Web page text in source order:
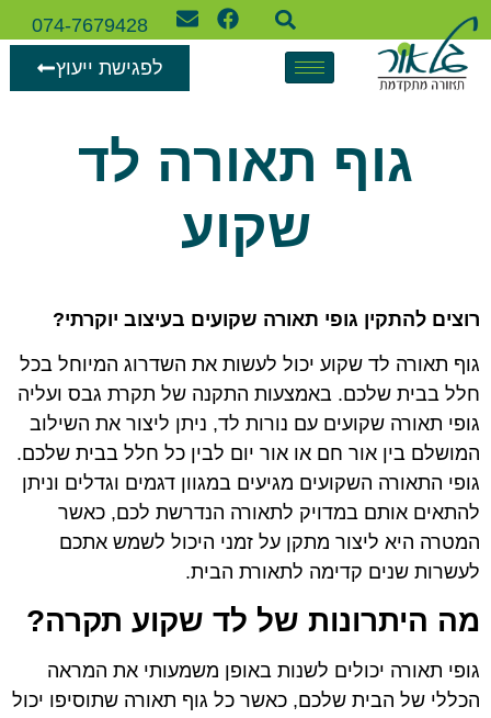
074-7679428
לפגישת ייעוץ
גוף תאורה לד
שקוע
רוצים להתקין גופי תאורה שקועים בעיצוב יוקרתי?
גוף תאורה לד שקוע יכול לעשות את השדרוג המיוחל בכל
חלל בבית שלכם. באמצעות התקנה של תקרת גבס ועליה
גופי תאורה שקועים עם נורות לד, ניתן ליצור את השילוב
המושלם בין אור חם או אור יום לבין כל חלל בבית שלכם.
גופי התאורה השקועים מגיעים במגוון דגמים וגדלים וניתן
להתאים אותם במדויק לתאורה הנדרשת לכם, כאשר
המטרה היא ליצור מתקן על זמני היכול לשמש אתכם
לעשרות שנים קדימה לתאורת הבית.
מה היתרונות של לד שקוע תקרה?
גופי תאורה יכולים לשנות באופן משמעותי את המראה
הכללי של הבית שלכם, כאשר כל גוף תאורה שתוסיפו יכול